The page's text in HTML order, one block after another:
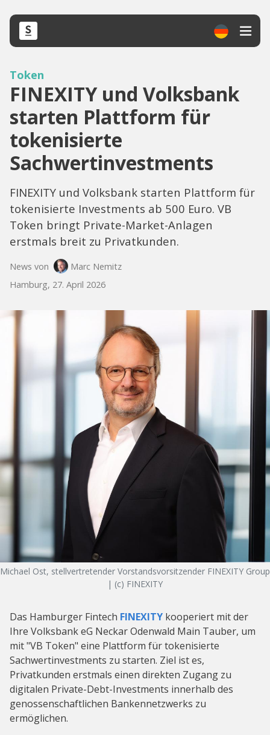
Token
FINEXITY und Volksbank
starten Plattform für
tokenisierte
Sachwertinvestments
FINEXITY und Volksbank starten Plattform für
tokenisierte Investments ab 500 Euro. VB
Token bringt Private-Market-Anlagen
erstmals breit zu Privatkunden.
News von
Marc Nemitz
Hamburg, 27. April 2026
Michael Ost, stellvertretender Vorstandsvorsitzender FINEXITY Group
| (c) FINEXITY
Das Hamburger Fintech FINEXITY kooperiert mit der
Ihre Volksbank eG Neckar Odenwald Main Tauber, um
mit "VB Token" eine Plattform für tokenisierte
Sachwertinvestments zu starten. Ziel ist es,
Privatkunden erstmals einen direkten Zugang zu
digitalen Private-Debt-Investments innerhalb des
genossenschaftlichen Bankennetzwerks zu
ermöglichen.